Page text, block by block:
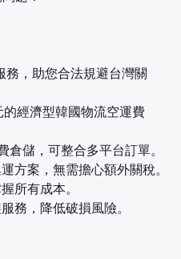
務，助您合法規避台灣關
經濟型韓國物流空運費
儲，可整合多平台訂單。
方案，無需擔心額外關稅。
所有成本。
務，降低破損風險。